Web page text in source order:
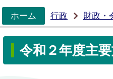
ホーム
行政 財政・
令和２年度主